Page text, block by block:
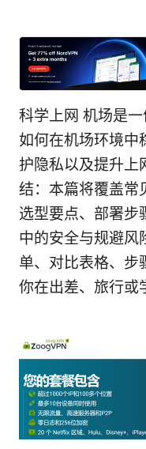
科学上网 机场是
如何在机场环境中
护隐私以及提升上
结：本篇将覆盖常
选型要点、部署步
中的安全与规避风
单、对比表格、步
你在出差、旅行或